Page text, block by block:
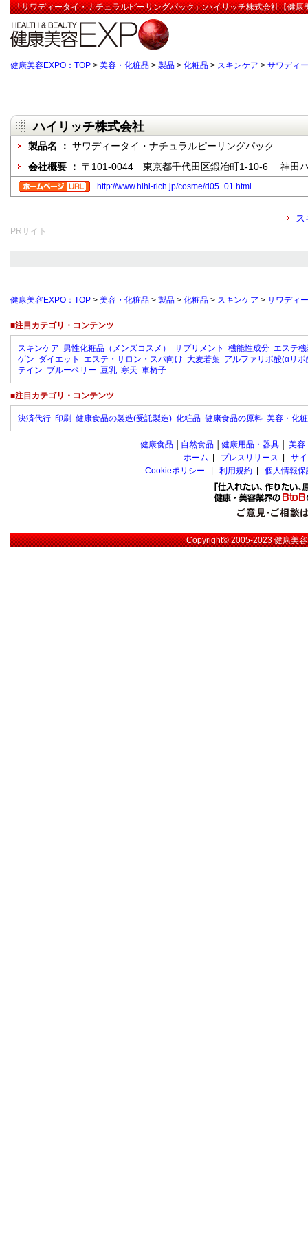
「サワディータイ・ナチュラルピーリングパック」:ハイリッチ株式会社【健康
健康美容EXPO：TOP > 美容・化粧品 > 製品 > 化粧品 > スキンケア > サワディ
ハイリッチ株式会社
製品名 ： サワディータイ・ナチュラルピーリングパック
会社概要 ： 〒101-0044 東京都千代田区鍛冶町1-10-6 神田
http://www.hihi-rich.jp/cosme/d05_01.html
PRサイト
健康美容EXPO：TOP > 美容・化粧品 > 製品 > 化粧品 > スキンケア > サワディ
■注目カテゴリ・コンテンツ
スキンケア 男性化粧品（メンズコスメ） サプリメント 機能性成分 エステ
ゲン ダイエット エステ・サロン・スパ向け 大麦若葉 アルファリポ酸(αリポ
テイン ブルーベリー 豆乳 寒天 車椅子
■注目カテゴリ・コンテンツ
決済代行 印刷 健康食品の製造(受託製造) 化粧品 健康食品の原料 美容・化
健康食品 自然食品 健康用品・器具 美容
ホーム
プレスリリース
サ
Cookieポリシー
利用規約 個人情報
Copyright© 2005-2023健康美